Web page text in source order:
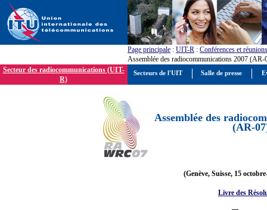
Page principale : UIT-R : Conférences et réunions
Assemblée des radiocommunications 2007 (AR-
Secteur des radiocommunications (UIT-
R)
Assemblée des
(AR-
(Genève, Suisse, 15
Livre des
Secteurs de l'UIT Salle de presse